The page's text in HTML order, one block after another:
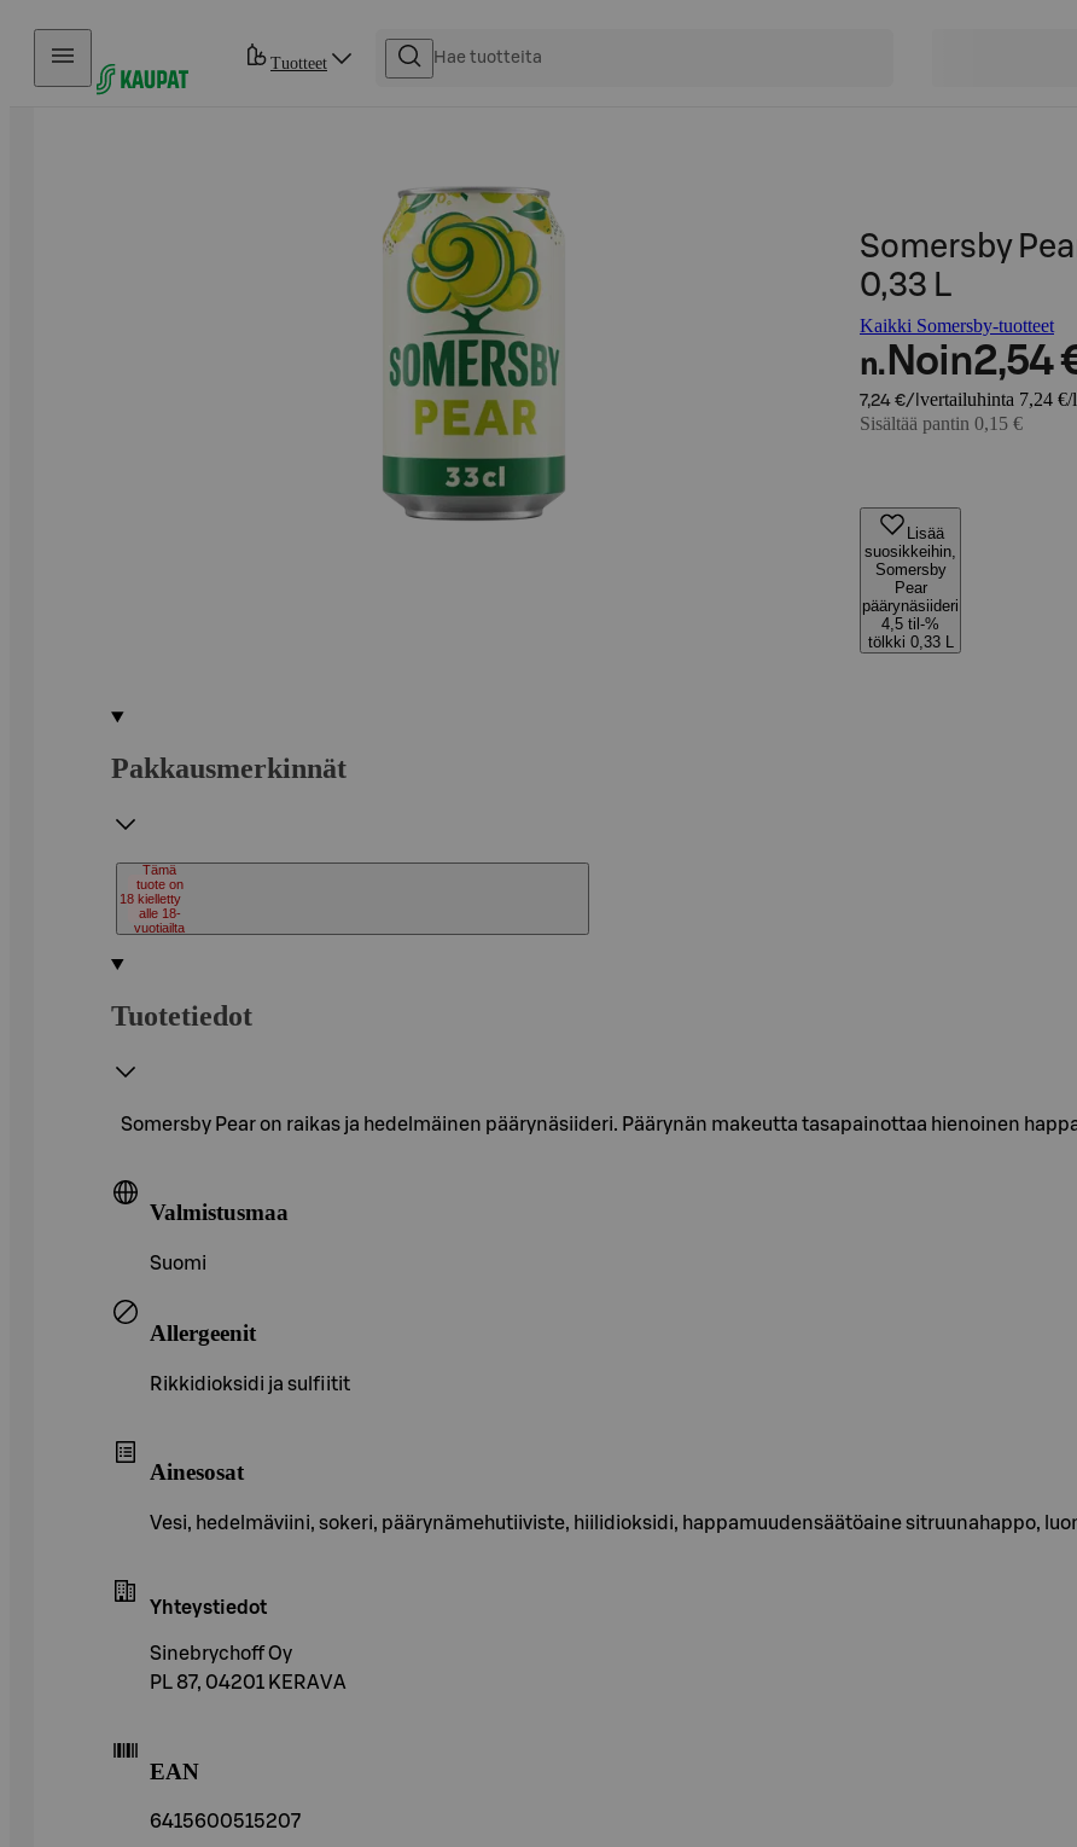
Hyppää sisältöön
Tuotteet
Somersby
0,33 L
Kaikki Somersby-tuotteet
n. Noin2,54
7,24 €/l vertailuhinta 7,24 €/l
Sisältää pantin 0,15 €
Lisää
suosikkeihin,
Somersby
Pear
päärynäsiideri
4,5 til-%
tölkki 0,33 L
Pakkausmerkinnät
18
Tämä
tuote on
kielletty
alle 18-
vuotiailta
Tuotetiedot
Somersby Pear on raikas ja hedelmäinen päärynäsiideri. Päärynän makeutta tasapainottaa hienoinen
Valmistusmaa
Suomi
Allergeenit
Rikkidioksidi ja sulfiitit
Ainesosat
Vesi, hedelmäviini, sokeri, päärynämehutiiviste, hiilidioksidi, happamuudensäätöaine sitruunahappo,
Yhteystiedot
Sinebrychoff Oy
PL 87, 04201 KERAVA
EAN
6415600515207